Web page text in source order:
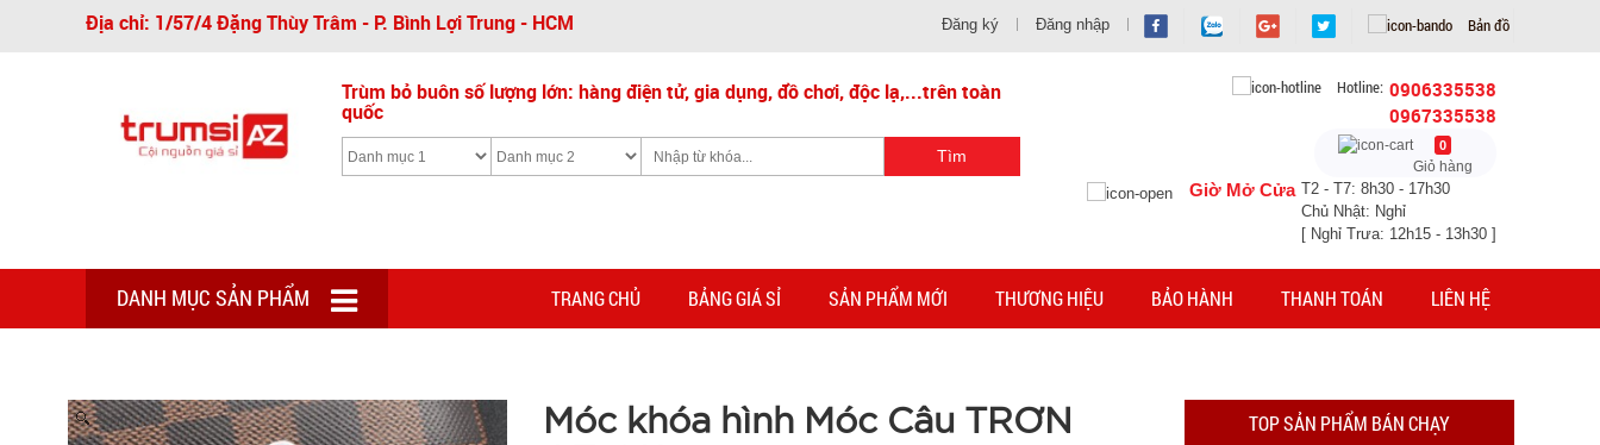
Địa chỉ: 1/57/4 Đặng Thùy Trâm - P. Bình Lợi Trung - HCM Bản đồ
Đăng ký Đăng nhập
Trùm bỏ buôn số lượng lớn: hàng điện tử, gia dụng, đồ chơi, độc lạ,...trên toàn
quốc
Hotline: 0906335538
0967335538
0
Giỏ hàng
Giờ Mở Cửa T2 - T7: 8h30 - 17h30
Chủ Nhật: Nghỉ
[ Nghỉ Trưa: 12h15 - 13h30 ]
DANH MỤC SẢN PHẨM TRANG CHỦ BẢNG GIÁ SỈ SẢN PHẨM MỚI THƯƠNG HIỆU BẢO HÀNH THANH TOÁN LIÊN HỆ
Zoom
Móc khóa hình Móc Câu TRƠN
TOP SẢN PHẨM BÁN CHẠY
Ổ điện 4 ổ cắm 2 cổng usb dây dài 2m Con Voi (
MÃ SP: 004616
GIÁ: 38.000 đ
TÌNH TRẠNG:CÒN HÀNG
Bảo hành: 1T , Cân nặng :
0.5kg